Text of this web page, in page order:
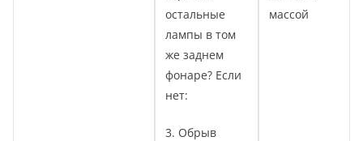
остальные
лампы в том
же заднем
фонаре? Если
нет:
3. Обрыв
массой